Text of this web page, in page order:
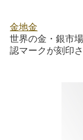
金地金
世界の金・銀市
認マークが刻印